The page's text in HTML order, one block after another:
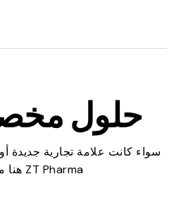
حلول
سواء كانت علامة تجارية جديدة
ZT Pharma هنا من أجلك